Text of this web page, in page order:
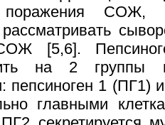
СОЖ,
[5,6].
на 2 группы
пепсиноген 1 (ПГ1)
главными